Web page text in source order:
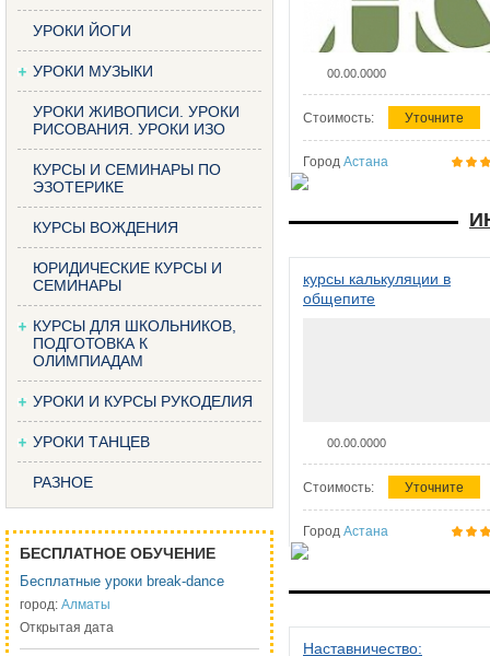
УРОКИ ЙОГИ
УРОКИ МУЗЫКИ
УРОКИ ЖИВОПИСИ. УРОКИ
РИСОВАНИЯ. УРОКИ ИЗО
КУРСЫ И СЕМИНАРЫ ПО
ЭЗОТЕРИКЕ
КУРСЫ ВОЖДЕНИЯ
ЮРИДИЧЕСКИЕ КУРСЫ И
СЕМИНАРЫ
КУРСЫ ДЛЯ ШКОЛЬНИКОВ,
ПОДГОТОВКА К
ОЛИМПИАДАМ
УРОКИ И КУРСЫ РУКОДЕЛИЯ
УРОКИ ТАНЦЕВ
РАЗНОЕ
БЕСПЛАТНОЕ ОБУЧЕНИЕ
Бесплатные уроки break-dance
город: Алматы
Открытая дата
00.00.0000
Стоимость: Уточните
Город Астана
курсы калькуляции в
общепите
00.00.0000
Стоимость: Уточните
Город Астана
Наставничество: